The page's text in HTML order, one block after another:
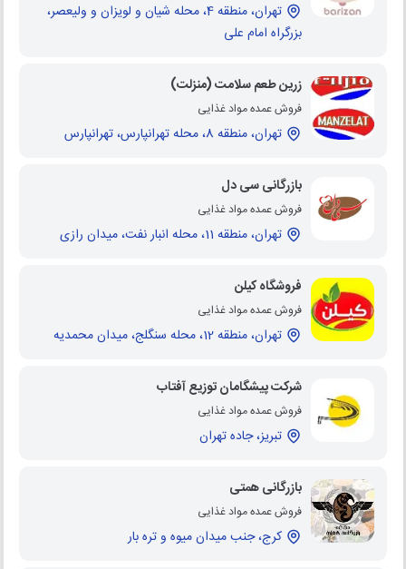
تهران، منطقه 4، محله شیان و لویزان و ولیعصر،
بزرگراه امام علی
زرین طعم سلامت (منزلت)
فروش عمده مواد غذایی
تهران، منطقه 8، محله تهرانپارس، تهرانپارس
بازرگانی سی دل
فروش عمده مواد غذایی
تهران، منطقه 11، محله انبار نفت، میدان رازی
فروشگاه کیلن
فروش عمده مواد غذایی
تهران، منطقه 12، محله سنگلج، میدان محمدیه
شرکت پیشگامان توزیع آفتاب
فروش عمده مواد غذایی
تبریز، جاده تهران
بازرگانی همتی
فروش عمده مواد غذایی
کرج، جنب میدان میوه و تره بار